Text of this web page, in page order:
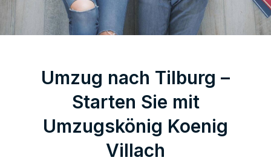
Umzug nach Tilburg –
Starten Sie mit
Umzugskönig Koenig
Villach